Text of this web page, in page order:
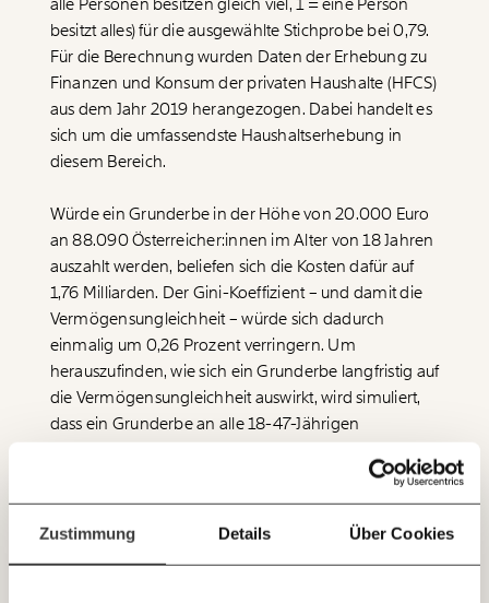
Zustimmung Details Über Cookies
Veränderung
WerdeFördermitgliedund wir können gemeinsam
unsere Wirtschaft so gestalten, dass sie für alle
funktioniert. Unsere Recherchen sind für alle frei im
Netz. Unabhängig und werbefrei. Und das wird auch
so bleiben. Kämpf’ mit uns für den Fortschritt und
unterstütze uns mit Deinem Mitgliedsbeitrag.
Du überweist lieber direkt?
Hier unsere IBAN: AT34 4300 0498 0007 6017
Fragen und Antworten.
Immer auf dem
mit unseren gratis
E-Mail-Newslettern!
alle Personen besitzen gleich viel, 1 = eine Person
besitzt alles) für die ausgewählte Stichprobe bei 0,79.
Für die Berechnung wurden Daten der Erhebung zu
Finanzen und Konsum der privaten Haushalte (HFCS)
aus dem Jahr 2019 herangezogen. Dabei handelt es
sich um die umfassendste Haushaltserhebung in
diesem Bereich.
Würde ein Grunderbe in der Höhe von 20.000 Euro
an 88.090 Österreicher:innen im Alter von 18 Jahren
auszahlt werden, beliefen sich die Kosten dafür auf
1,76 Milliarden. Der Gini-Koeffizient– und damit die
Vermögensungleichheit – würde sich dadurch
einmalig um 0,26 Prozent verringern. Um
herauszufinden, wie sich ein Grunderbe langfristig auf
die Vermögensungleichheit auswirkt, wird simuliert,
dass ein Grunderbe an alle 18-47-Jährigen
Grunderbe, das 30 Jahre lang an alle 18-Jährigen
ausbezahlt wird. Kosten würde das rund 61 Milliarden
Euro. Für die Vermögensungleichheit würde das eine